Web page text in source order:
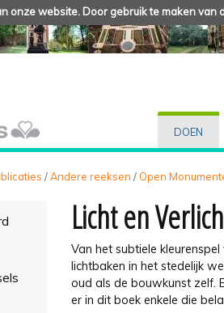
onze website. Door gebruik te maken van
DOEN
/Andere reeksen / Open
Licht en
Van het subtiele
lichtbaken in het stedelijk
oud als de bouwkunst zelf.
er in dit boek enkele die